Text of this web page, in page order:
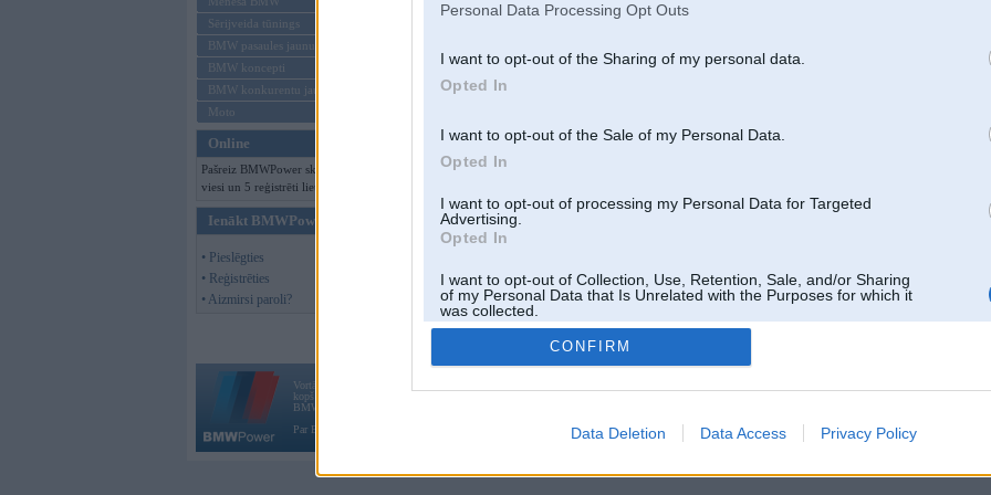
Personal Data Processing Opt Outs
I want to opt-out of the Sharing of my personal data.
Opted In
I want to opt-out of the Sale of my Personal Data.
Opted In
I want to opt-out of processing my Personal Data for Targeted
Advertising.
Opted In
I want to opt-out of Collection, Use, Retention, Sale, and/or Sharing
of my Personal Data that Is Unrelated with the Purposes for which it
was collected.
Opted Out
CONFIRM
Data Deletion Data Access Privacy Policy
Sērijveida tūnings
BMW pasaules jaunumi
BMW koncepti
BMW konkurentu jaunumi
Moto
Online
Pašreiz BMWPower skatās 116
viesi un 5 reģistrēti lietotāji.
Ienākt BMWPower
• Pieslēgties
• Reģistrēties
• Aizmirsi paroli?
Vortāls BMWPower.lv darbojas
kopš 2002. gada 14. maija. Tas nav auto klubs un nav saistīts ar
BMW AG.
Par BMWPower